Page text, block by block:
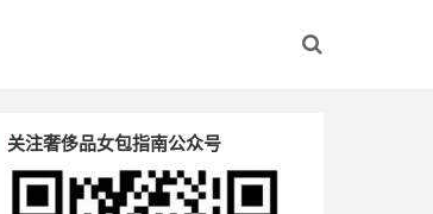
关注奢侈品女包指南公众号